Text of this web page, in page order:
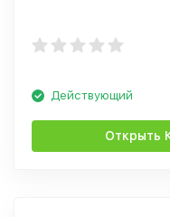
Действующий
Открыть